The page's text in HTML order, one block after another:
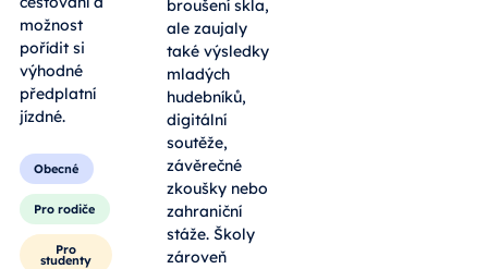
možnost
pořídit si
výhodné
předplatní
jízdné.
Obecné
Pro rodiče
Pro
studenty
broušení skla,
ale zaujaly
také výsledky
mladých
hudebníků,
digitální
soutěže,
závěrečné
zkoušky nebo
zahraniční
stáže. Školy
zároveň